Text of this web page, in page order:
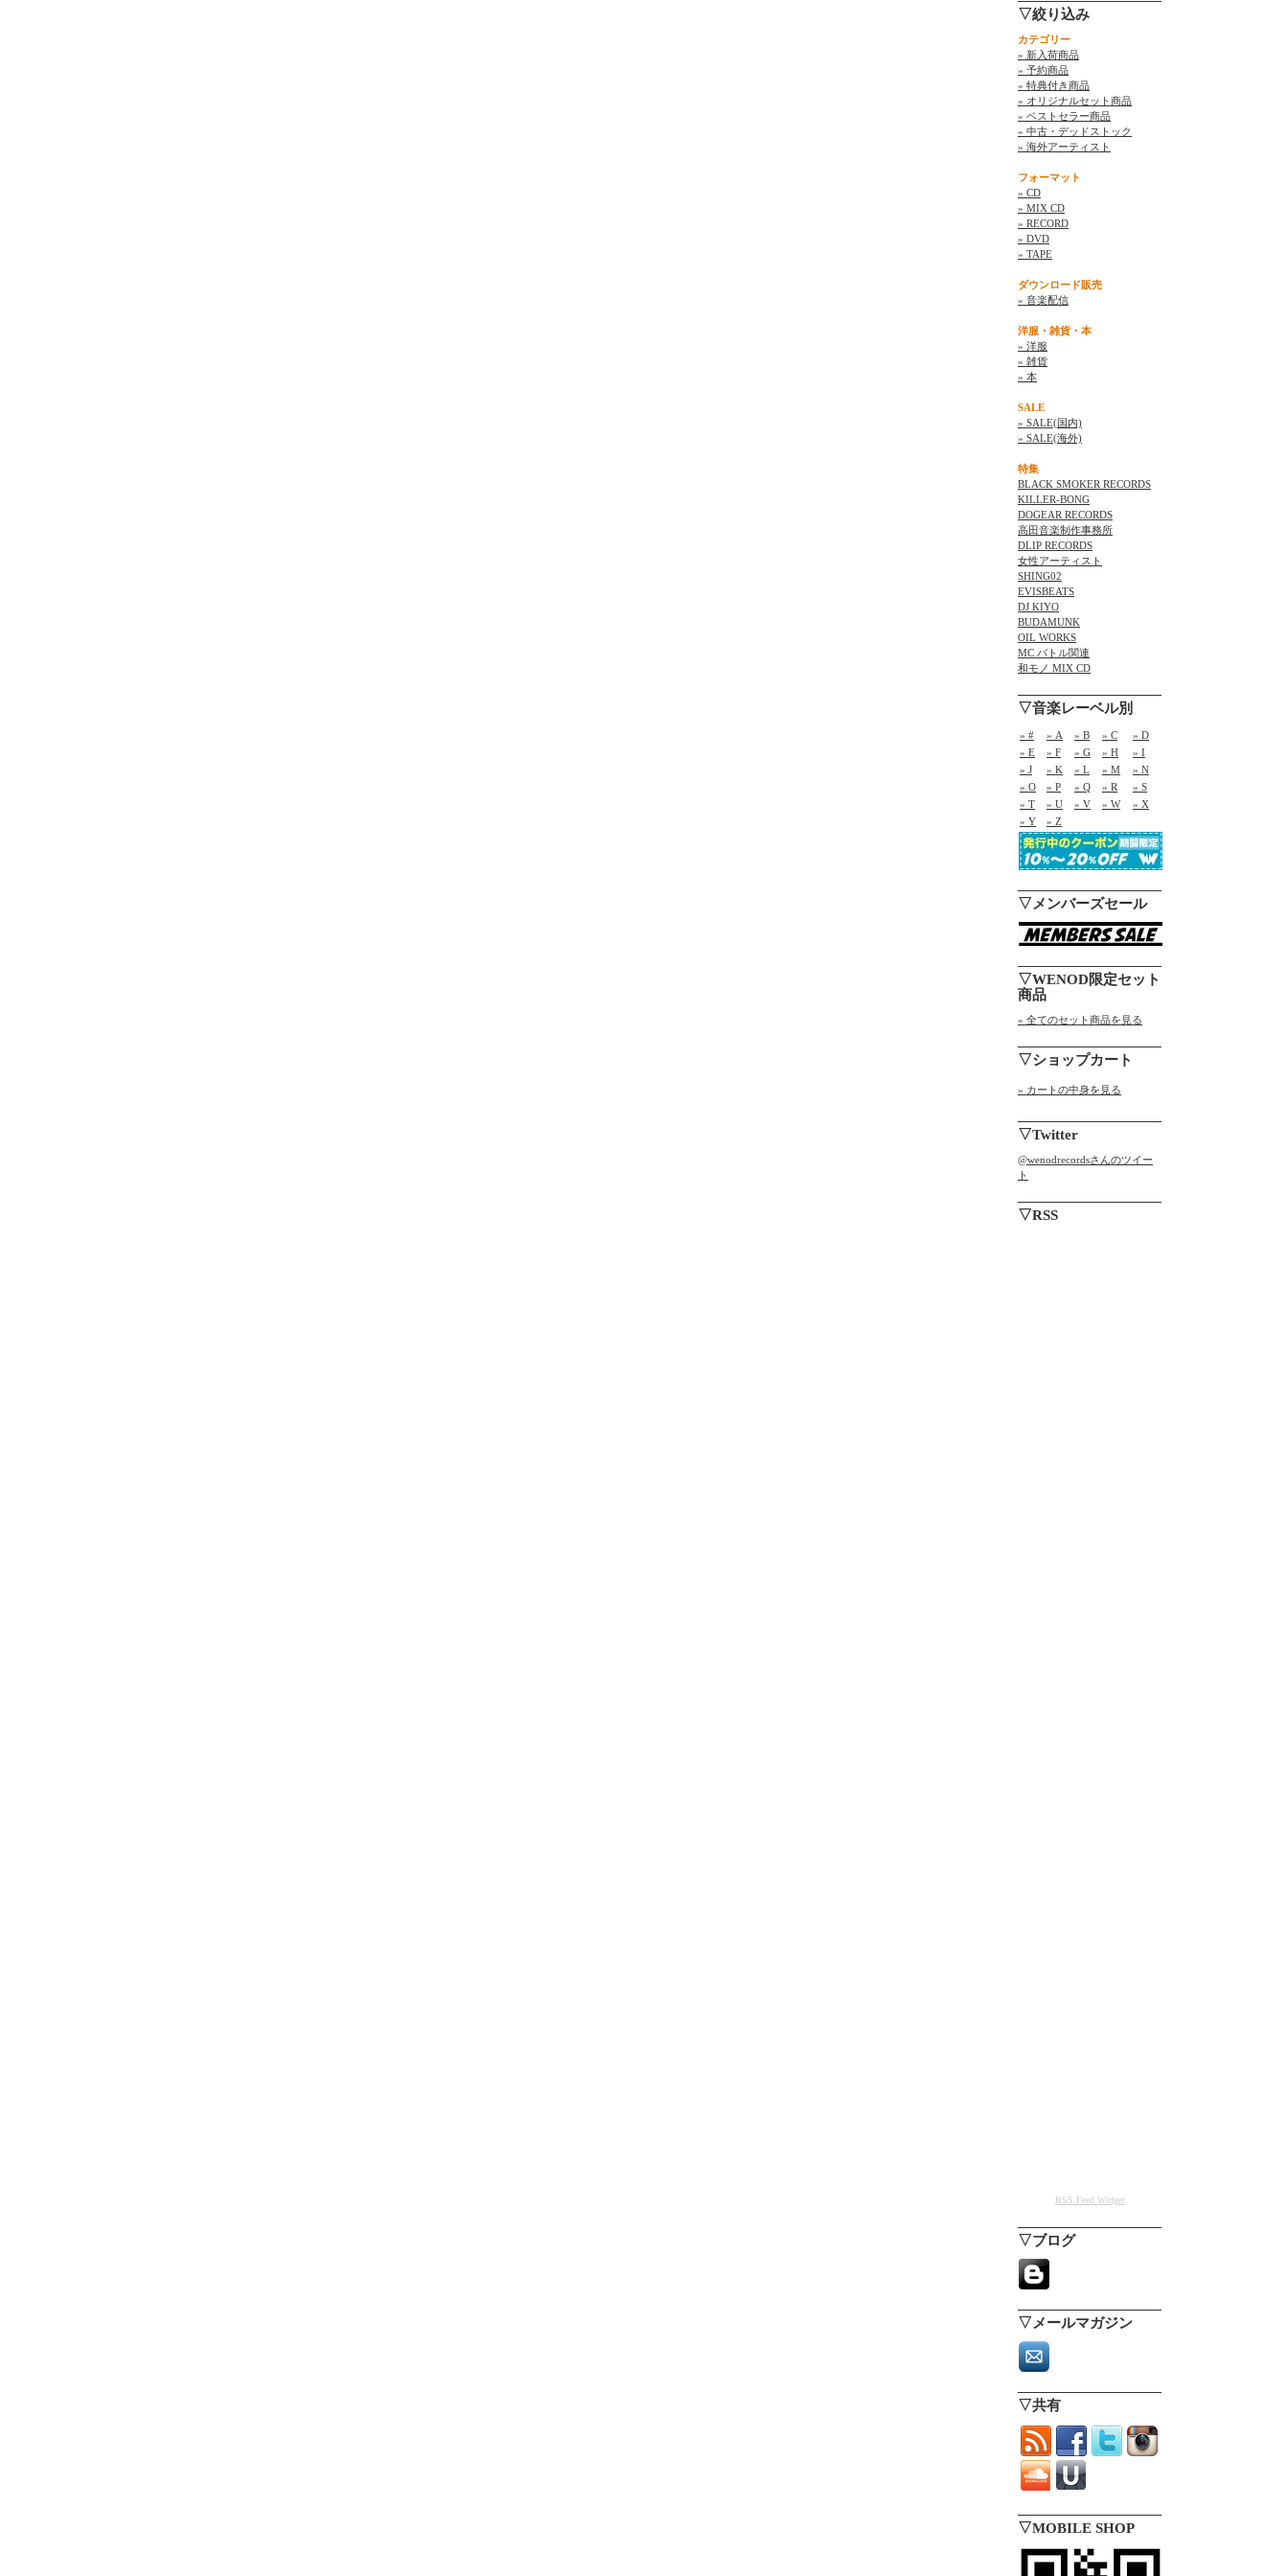
▽絞り込み
カテゴリー
» 新入荷商品
» 予約商品
» 特典付き商品
» オリジナルセット商品
» ベストセラー商品
» 中古・デッドストック
» 海外アーティスト
フォーマット
» CD
» MIX CD
» RECORD
» DVD
» TAPE
ダウンロード販売
» 音楽配信
洋服・雑貨・本
» 洋服
» 雑貨
» 本
SALE
» SALE(国内)
» SALE(海外)
特集
BLACK SMOKER RECORDS
KILLER-BONG
DOGEAR RECORDS
高田音楽制作事務所
DLIP RECORDS
女性アーティスト
SHING02
EVISBEATS
DJ KIYO
BUDAMUNK
OIL WORKS
MC バトル関連
和モノ MIX CD
▽音楽レーベル別
» # » A » B » C
» D
» E
» F » G » H
» I
» J
» K » L » M
» N
» O
» P » Q » R
» S
» T
» U » V » W
» X
» Y
» Z
▽メンバーズセール
▽WENOD限定セット
商品
» 全てのセット商品を見る
▽ショップカート
» カートの中身を見る
▽Twitter
@wenodrecordsさんのツイー
ト
▽RSS
RSS Feed Widget
▽ブログ
▽メールマガジン
▽共有
▽MOBILE SHOP